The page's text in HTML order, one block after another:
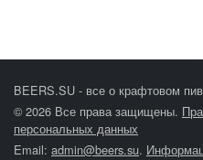
BEERS.SU - все о крафтовом
© 2026 Все права защищены.
персональных данных
Email: admin@beers.su.